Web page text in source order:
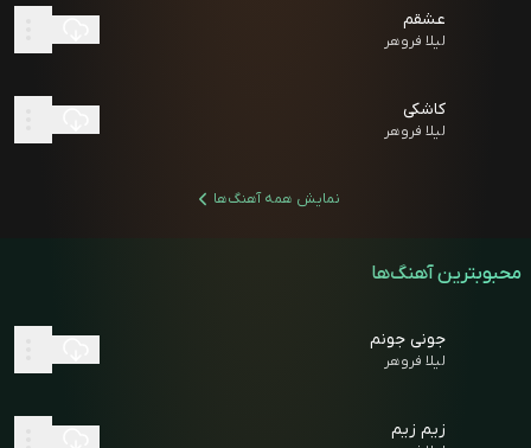
عشقم
لیلا فروهر
کاشکی
لیلا فروهر
نمایش همه آهنگ‌ها
محبوبترین آهنگ‌ها
جونی جونم
لیلا فروهر
زیم زیم